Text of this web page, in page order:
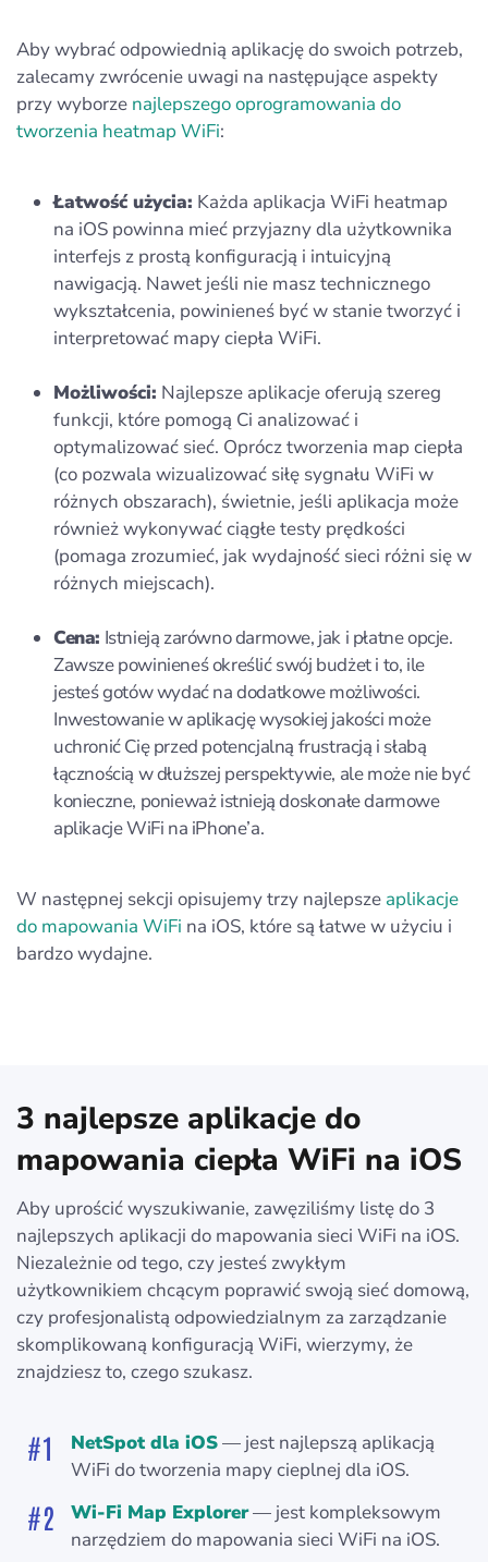
Aby wybrać odpowiednią aplikację do swoich potrzeb,
zalecamy zwrócenie uwagi na następujące aspekty
przy wyborze najlepszego oprogramowania do
tworzenia heatmap WiFi:
Łatwość użycia: Każda aplikacja WiFi heatmap
na iOS powinna mieć przyjazny dla użytkownika
interfejs z prostą konfiguracją i intuicyjną
nawigacją. Nawet jeśli nie masz technicznego
wykształcenia, powinieneś być w stanie tworzyć i
interpretować mapy ciepła WiFi.
Możliwości: Najlepsze aplikacje oferują szereg
funkcji, które pomogą Ci analizować i
optymalizować sieć. Oprócz tworzenia map ciepła
(co pozwala wizualizować siłę sygnału WiFi w
różnych obszarach), świetnie, jeśli aplikacja może
również wykonywać ciągłe testy prędkości
(pomaga zrozumieć, jak wydajność sieci różni się w
różnych miejscach).
Cena: Istnieją zarówno darmowe, jak i płatne opcje.
Zawsze powinieneś określić swój budżet i to, ile
jesteś gotów wydać na dodatkowe możliwości.
Inwestowanie w aplikację wysokiej jakości może
uchronić Cię przed potencjalną frustracją i słabą
łącznością w dłuższej perspektywie, ale może nie być
konieczne, ponieważ istnieją doskonałe darmowe
aplikacje WiFi na iPhone’a.
W następnej sekcji opisujemy trzy najlepsze aplikacje
do mapowania WiFi na iOS, które są łatwe w użyciu i
bardzo wydajne.
3 najlepsze aplikacje do
mapowania ciepła WiFi na iOS
Aby uprościć wyszukiwanie, zawęziliśmy listę do 3
najlepszych aplikacji do mapowania sieci WiFi na iOS.
Niezależnie od tego, czy jesteś zwykłym
użytkownikiem chcącym poprawić swoją sieć domową,
czy profesjonalistą odpowiedzialnym za zarządzanie
skomplikowaną konfiguracją WiFi, wierzymy, że
znajdziesz to, czego szukasz.
NetSpot dla iOS— jest najlepszą aplikacją
WiFi do tworzenia mapy cieplnej dla iOS.
Wi-Fi Map Explorer— jest kompleksowym
narzędziem do mapowania sieci WiFi na iOS.